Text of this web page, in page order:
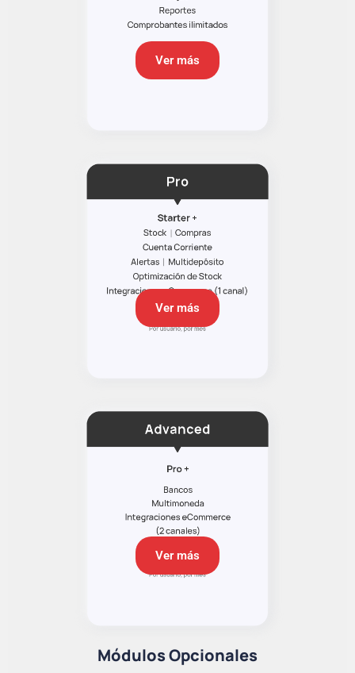
Ver más
Ver más
Ver más
Módulos Opcionales